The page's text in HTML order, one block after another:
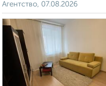
Агентство, 07.08.2026